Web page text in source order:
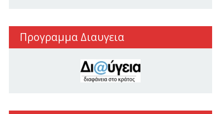
Προγραμμα Διαυγεια